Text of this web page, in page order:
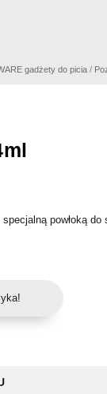
gadżety do picia /
powłoką